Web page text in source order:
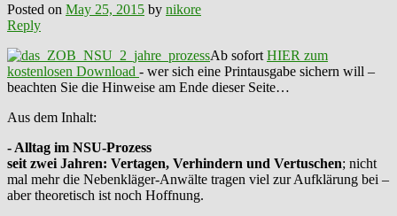
Posted on May 25, 2015 by nikore
Reply
Ab sofort HIER zum
kostenlosen Download - wer sich eine Printausgabe sichern will –
beachten Sie die Hinweise am Ende dieser Seite…
Aus dem Inhalt:
- Alltag im NSU-Prozess
seit zwei Jahren: Vertagen, Verhindern und Vertuschen; nicht
mal mehr die Nebenkläger-Anwälte tragen viel zur Aufklärung bei –
aber theoretisch ist noch Hoffnung.